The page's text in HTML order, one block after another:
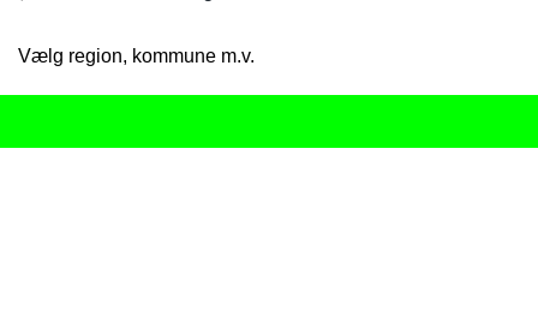
Vælg region, kommune m.v.